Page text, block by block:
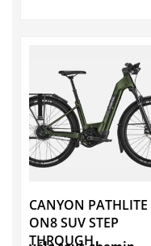
CANYON PATHLITE
ON8 SUV STEP
THROUGH